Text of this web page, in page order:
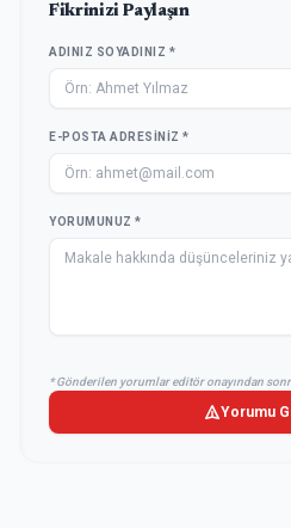
Fikrinizi Paylaşın
ADINIZ SOYADINIZ *
E-POSTA ADRESINIZ *
YORUMUNUZ *
* Gönderilen yorumlar editör onayından
Yorumu